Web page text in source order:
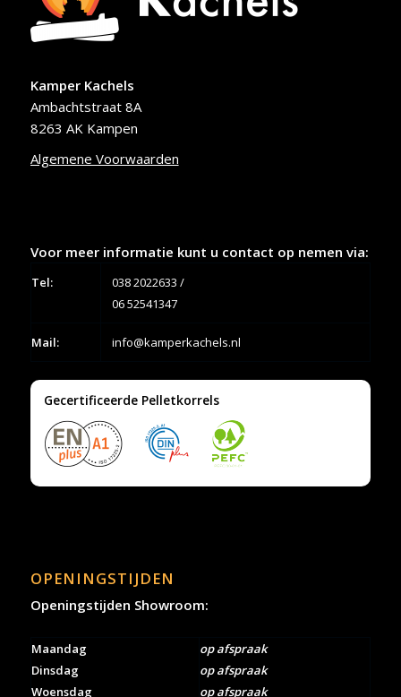
Kamper Kachels
Ambachtstraat 8A
8263 AK Kampen
Algemene Voorwaarden
Voor meer informatie kunt u contact op nemen via:
Tel: 038 2022633 /
06 52541347
Mail: info@kamperkachels.nl
Gecertificeerde Pelletkorrels
OPENINGSTIJDEN
Openingstijden Showroom:
Maandag
Dinsdag
Woensdag
op afspraak
op afspraak
op afspraak